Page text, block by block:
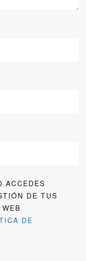
ACCEDES
DE TUS
DE